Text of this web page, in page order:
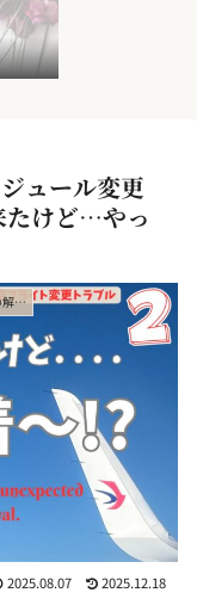
ュール変更
たけど…やっ
🇨🇳⚠️中国東方航空の突然のフライト変更トラブルとその解決記
2025.08.07 2025.12.18